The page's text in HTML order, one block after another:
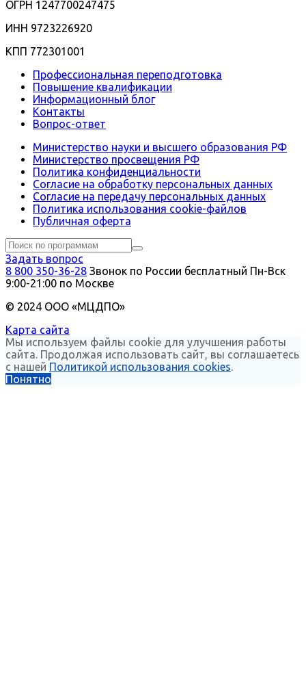
ОГРН 1247700247475
ИНН 9723226920
КПП 772301001
Профессиональная переподготовка
Повышение квалификации
Информационный блог
Контакты
Вопрос-ответ
Министерство науки и высшего образования РФ
Министерство просвещения РФ
Политика конфиденциальности
Согласие на обработку персональных данных
Согласие на передачу персональных данных
Политика использования сookie-файлов
Публичная оферта
Задать вопрос
8 800 350-36-28 Звонок по России бесплатный Пн-Вск
9:00-21:00 по Москве
© 2024 ООО «МЦДПО»
Карта сайта
Мы используем файлы cookie для улучшения работы
сайта. Продолжая использовать сайт, вы соглашаетесь
с нашей Политикой использования cookies
Понятно